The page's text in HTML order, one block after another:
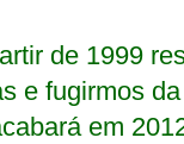
de 1999
e fugirmos
em